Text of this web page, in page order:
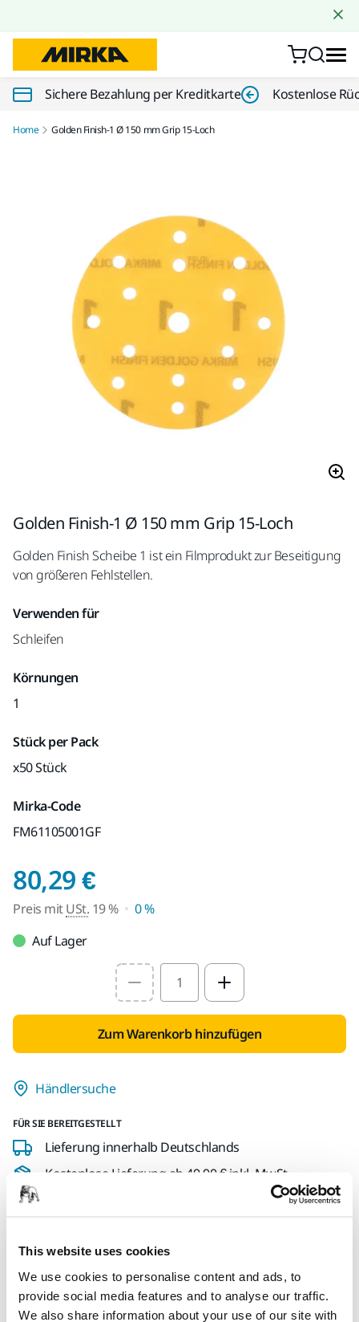
This website uses cookies
We use cookies to personalise content and ads, to
provide social media features and to analyse our traffic.
We also share information about your use of our site with
Sichere Bezahlung per Kreditkarte Kostenlose
Home Golden Finish-1 Ø 150 mm Grip 15-Loch
Golden Finish-1 Ø 150 mm Grip 15-Loch
Golden Finish Scheibe 1 ist ein Filmprodukt zur Beseitigung
von größeren Fehlstellen.
Verwenden für
Schleifen
Körnungen
1
Stück per Pack
x50 Stück
Mirka-Code
FM61105001GF
80,29 €Preis mit USt. 19 %
Preis mitUSt. 19 %
0 %
Auf Lager
Select quantity value
Zum Warenkorb hinzufügen
Händlersuche
FÜR SIE BEREITGESTELLT
Lieferung innerhalb Deutschlands
Kostenlose Lieferung ab 49,90 € inkl. MwSt.
Produktinformationen